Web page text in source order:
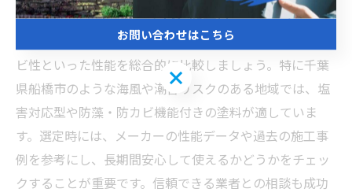
外壁塗装の寿命を伸ばす高性能塗料の選定基準
高性能塗料を選ぶ際は、耐候性・防汚性・遮熱性・防カ
ビ性といった性能を総合的に比較しましょう。特に千葉
県船橋市のような海風や潮害リスクのある地域では、塩
害対応型や防藻・防カビ機能付きの塗料が適していま
す。選定時には、メーカーの性能データや過去の施工事
例を参考にし、長期間安心して使えるかどうかをチェッ
クすることが重要です。信頼できる業者との相談も成功
お問い合わせはこちら
お問い合わせはこちら